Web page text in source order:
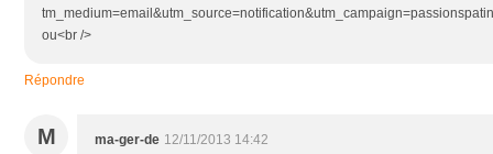
ou<br />
Répondre
M ma-ger-de 12/11/2013 14:42